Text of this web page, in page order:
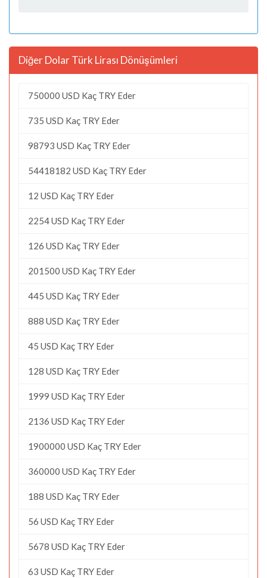
Diğer Dolar Türk Lirası Dönüşümleri
750000 USD Kaç TRY Eder
735 USD Kaç TRY Eder
98793 USD Kaç TRY Eder
54418182 USD Kaç TRY Eder
12 USD Kaç TRY Eder
2254 USD Kaç TRY Eder
126 USD Kaç TRY Eder
201500 USD Kaç TRY Eder
445 USD Kaç TRY Eder
888 USD Kaç TRY Eder
45 USD Kaç TRY Eder
128 USD Kaç TRY Eder
1999 USD Kaç TRY Eder
2136 USD Kaç TRY Eder
1900000 USD Kaç TRY Eder
360000 USD Kaç TRY Eder
188 USD Kaç TRY Eder
56 USD Kaç TRY Eder
5678 USD Kaç TRY Eder
63 USD Kaç TRY Eder